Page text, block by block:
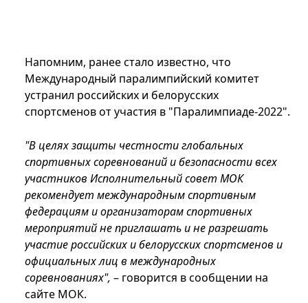
Напомним, ранее стало известно, что
Международный паралимпийский комитет
устранил российских и белорусских
спортсменов от участия в "Паралимпиаде-2022".
"В целях защиты честности глобальных
спортивных соревнований и безопасности всех
участников Исполнительный совет МОК
рекомендует международным спортивным
федерациям и организаторам спортивных
мероприятий не приглашать и не разрешать
участие российских и белорусских спортсменов и
официальных лиц в международных
соревнованиях", – говорится в сообщении на
сайте МОК.